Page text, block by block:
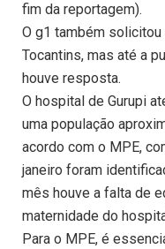
fim da reportagem).
O g1 também
Tocantins, mas até a
houve resposta.
O hospital de Gurupi
uma população
acordo com o MPE,
janeiro foram
mês houve a falta de
maternidade do
Para o MPE, é